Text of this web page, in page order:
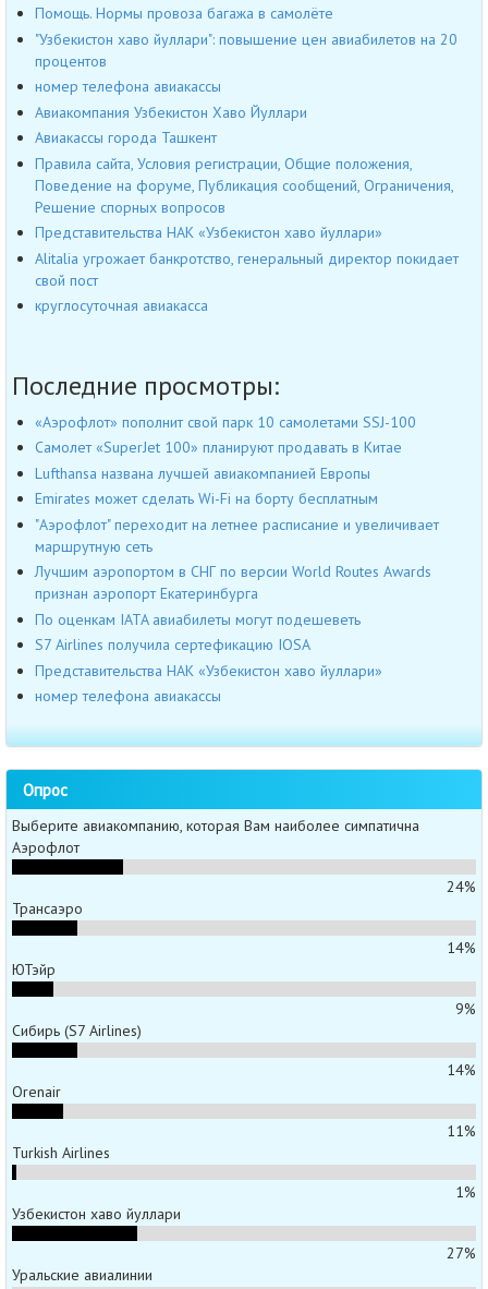
Помощь. Нормы провоза багажа в самолёте
"Узбекистон хаво йуллари": повышение цен авиабилетов на 20
процентов
номер телефона авиакассы
Авиакомпания Узбекистон Хаво Йуллари
Авиакассы города Ташкент
Правила сайта, Условия регистрации, Общие положения,
Поведение на форуме, Публикация сообщений, Ограничения,
Решение спорных вопросов
Представительства НАК «Узбекистон хаво йуллари»
Alitalia угрожает банкротство, генеральный директор покидает
свой пост
круглосуточная авиакасса
Последние просмотры:
«Аэрофлот» пополнит свой парк 10 самолетами SSJ-100
Самолет «SuperJet 100» планируют продавать в Китае
Lufthansa названа лучшей авиакомпанией Европы
Emirates может сделать Wi-Fi на борту бесплатным
"Аэрофлот" переходит на летнее расписание и увеличивает
маршрутную сеть
Лучшим аэропортом в СНГ по версии World Routes Awards
признан аэропорт Екатеринбурга
По оценкам IATA авиабилеты могут подешеветь
S7 Airlines получила сертефикацию IOSA
Представительства НАК «Узбекистон хаво йуллари»
номер телефона авиакассы
Опрос
Выберите авиакомпанию, которая Вам наиболее симпатична
Аэрофлот
24%
Трансаэро
14%
ЮТэйр
9%
Сибирь (S7 Airlines)
14%
Orenair
11%
Turkish Airlines
1%
Узбекистон хаво йуллари
27%
Уральские авиалинии